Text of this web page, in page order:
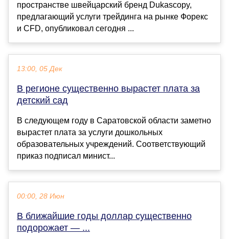
пространстве швейцарский бренд Dukascopy,
предлагающий услуги трейдинга на рынке Форекс
и CFD, опубликовал сегодня ...
13:00, 05 Дек
В регионе существенно вырастет плата за
детский сад
В следующем году в Саратовской области заметно
вырастет плата за услуги дошкольных
образовательных учреждений. Соответствующий
приказ подписал минист...
00:00, 28 Июн
В ближайшие годы доллар существенно
подорожает — ...